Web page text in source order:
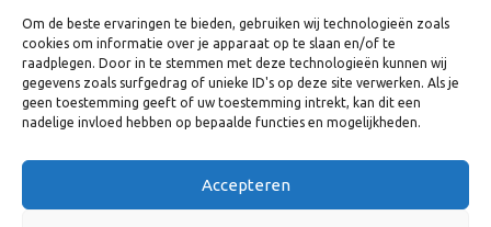
Om de beste ervaringen te bieden, gebruiken wij technologieën zoals
cookies om informatie over je apparaat op te slaan en/of te
raadplegen. Door in te stemmen met deze technologieën kunnen wij
gegevens zoals surfgedrag of unieke ID's op deze site verwerken. Als je
geen toestemming geeft of uw toestemming intrekt, kan dit een
nadelige invloed hebben op bepaalde functies en mogelijkheden.
Accepteren
7001 EX Doetinchem
E-mail: info@8rhk.nl
Telefoonnummers
Privacyverklaring